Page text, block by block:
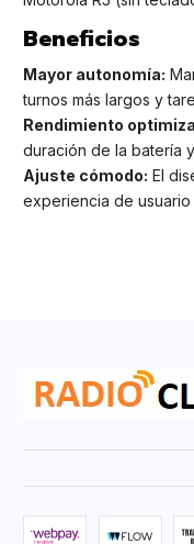
Beneficios
Mayor autonomía:
turnos más largos y
Rendimiento
duración de la batería
Ajuste cómodo: El
experiencia de usuario